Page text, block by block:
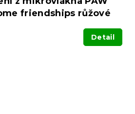
friendships růžové
Detail